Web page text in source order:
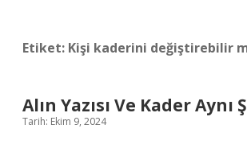
Etiket: Kişi kaderini değiştirebilir
Alın Yazısı Ve Kader Aynı
Tarih: Ekim 9, 2024